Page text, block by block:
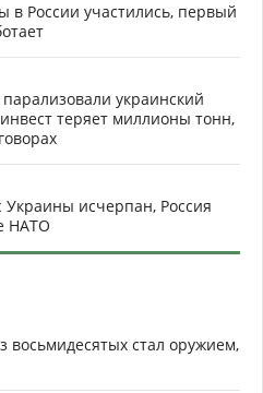
в России участились, первый
украинский
теряет миллионы тонн,
исчерпан, Россия
НАТО
стал оружием,